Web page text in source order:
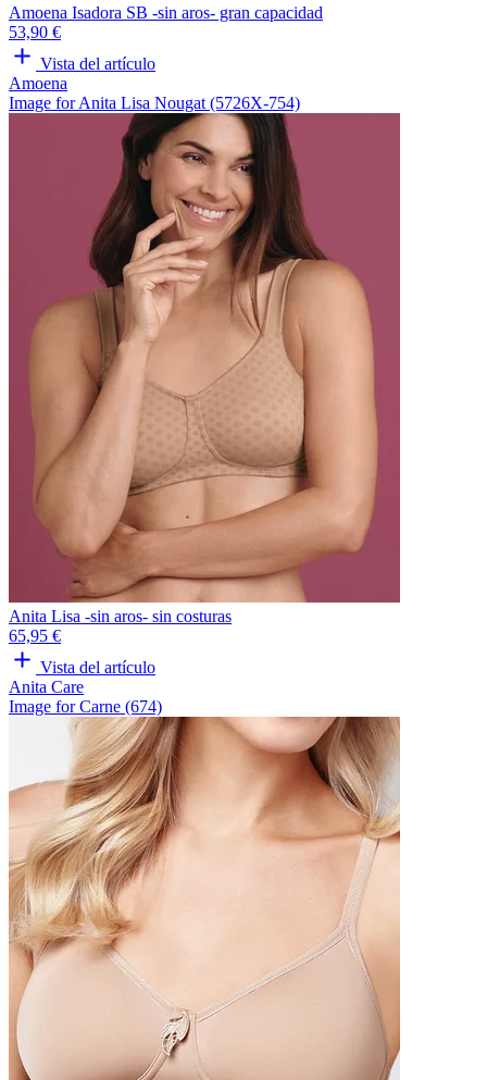
Amoena Isadora SB -sin aros- gran capacidad
53,90 €
Vista del artículo
Amoena
Image for Anita Lisa Nougat (5726X-754)
Anita Lisa -sin aros- sin costuras
65,95 €
Vista del artículo
Anita Care
Image for Carne (674)